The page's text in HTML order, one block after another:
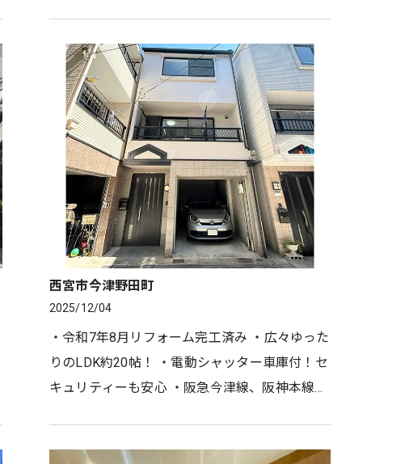
西宮市今津野田町
2025/12/04
・令和7年8月リフォーム完工済み ・広々ゆった
りのLDK約20帖！ ・電動シャッター車庫付！セ
キュリティーも安心 ・阪急今津線、阪神本線ど